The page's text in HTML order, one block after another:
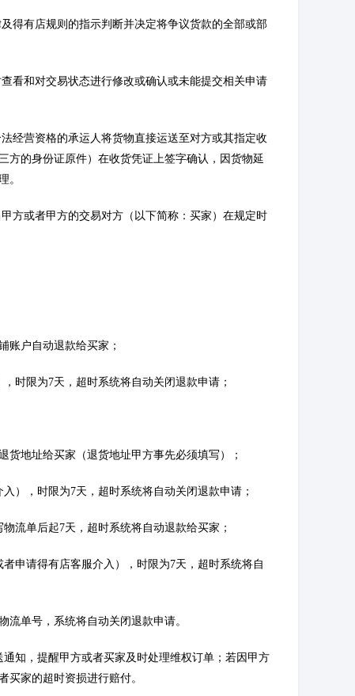
得有店规则的指示判断并决定将争议货款的全部或部
看和对交易状态进行修改或确认或未能提交相关申请
经营资格的承运人将货物直接运送至对方或其指定收
方的身份证原件）在收货凭证上签字确认，因货物延
。
方或者甲方的交易对方（以下简称：买家）在规定时
账户自动退款给买家；
时限为7天，超时系统将自动关闭退款申请；
地址给买家（退货地址甲方事先必须填写）；
），时限为7天，超时系统将自动关闭退款申请；
流单后起7天，超时系统将自动退款给买家；
申请得有店客服介入），时限为7天，超时系统将自
单号，系统将自动关闭退款申请。
知，提醒甲方或者买家及时处理维权订单；若因甲方
买家的超时资损进行赔付。